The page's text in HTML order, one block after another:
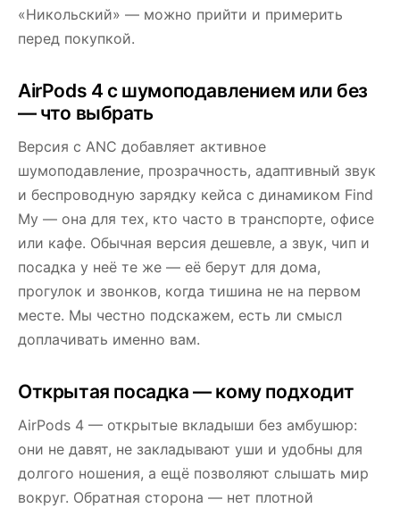
«Никольский» — можно прийти и примерить
перед покупкой.
AirPods 4 с шумоподавлением или без
— что выбрать
Версия с ANC добавляет активное
шумоподавление, прозрачность, адаптивный звук
и беспроводную зарядку кейса с динамиком Find
My — она для тех, кто часто в транспорте, офисе
или кафе. Обычная версия дешевле, а звук, чип и
посадка у неё те же — её берут для дома,
прогулок и звонков, когда тишина не на первом
месте. Мы честно подскажем, есть ли смысл
доплачивать именно вам.
Открытая посадка — кому подходит
AirPods 4 — открытые вкладыши без амбушюр:
они не давят, не закладывают уши и удобны для
долгого ношения, а ещё позволяют слышать мир
вокруг. Обратная сторона — нет плотной